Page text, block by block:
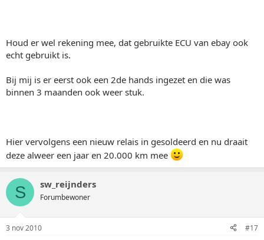
Houd er wel rekening mee, dat gebruikte ECU van ebay ook
echt gebruikt is.
Bij mij is er eerst ook een 2de hands ingezet en die was
binnen 3 maanden ook weer stuk.
Hier vervolgens een nieuw relais in gesoldeerd en nu draait
deze alweer een jaar en 20.000 km mee
S sw_reijnders
Forumbewoner
3 nov 2010 #17